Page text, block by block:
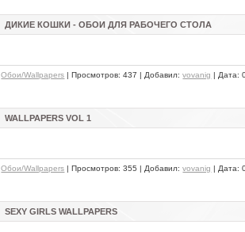
ДИКИЕ КОШКИ - ОБОИ ДЛЯ РАБОЧЕГО СТОЛА
Обои/Wallpapers | Просмотров: 437 | Добавил:vovanig | Дата:
WALLPAPERS VOL 1
Обои/Wallpapers | Просмотров: 355 | Добавил:vovanig | Дата:
SEXY GIRLS WALLPAPERS